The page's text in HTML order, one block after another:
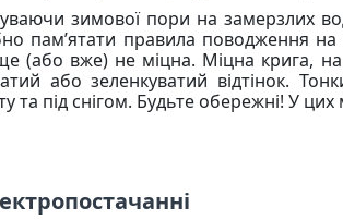
зимової пори на замерзлих
пам’ятати правила поводження
(або вже) не міцна. Міцна крига, на
або зеленкуватий відтінок.
та під снігом. Будьте обережні! У